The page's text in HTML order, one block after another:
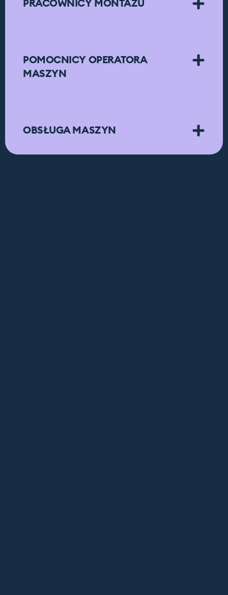
PRACOWNICY MONTAŻU
POMOCNICY OPERATORA
MASZYN
OBSŁUGA MASZYN